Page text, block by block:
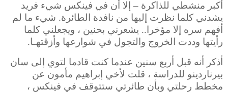
أكبر منشطي للذاكرة – إلا أن في فينكس شيء فريد
يشدني كلما نظرت إليها من نافدة الطائرة. شيء ما لم
أفهم سره إلا مؤخرا.. يشعرني بحنين ، ويجعلني كلما
رأيتها وددت الخروج والتجول في شوارعها وأزقتهـا.
أذكر أنه قبل أربع سنين عندما كنت قادما لتوي إلى سان
بيرناردينو للدراسة ، قلت لأخي إبراهيم مأمون عن
مخطط رحلتي وبأن طائرتي ستتوقف في فينكس ،